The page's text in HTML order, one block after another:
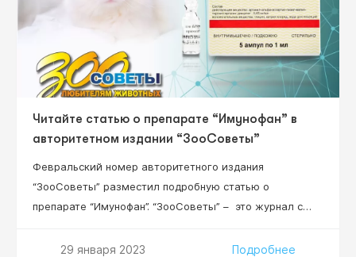
Читайте статью о препарате “Имунофан” в
авторитетном издании “ЗооСоветы”
Февральский номер авторитетного издания
“ЗооСоветы” разместил подробную статью о
препарате “Имунофан”. “ЗооСоветы” – это журнал с
любителей домашних животных. В нем рекомендации
29 января 2023 Подробнее